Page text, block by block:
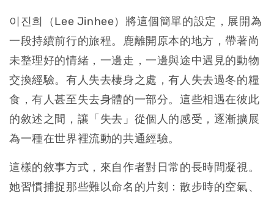
이진희（Lee Jinhee）將這個簡單的設定，展開為
一段持續前行的旅程。鹿離開原本的地方，帶著尚
未整理好的情緒，一邊走，一邊與途中遇見的動物
交換經驗。有人失去棲身之處，有人失去過冬的糧
食，有人甚至失去身體的一部分。這些相遇在彼此
的敘述之間，讓「失去」從個人的感受，逐漸擴展
為一種在世界裡流動的共通經驗。
這樣的敘事方式，來自作者對日常的長時間凝視。
她習慣捕捉那些難以命名的片刻：散步時的空氣、